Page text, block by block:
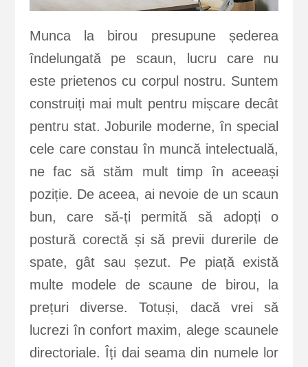
Munca la birou presupune șederea
îndelungată pe scaun, lucru care nu
este prietenos cu corpul nostru. Suntem
construiți mai mult pentru mișcare decât
pentru stat. Joburile moderne, în special
cele care constau în muncă intelectuală,
ne fac să stăm mult timp în aceeași
poziție. De aceea, ai nevoie de un scaun
bun, care să-ți permită să adopți o
postură corectă și să previi durerile de
spate, gât sau șezut. Pe piață există
multe modele de scaune de birou, la
prețuri diverse. Totuși, dacă vrei să
lucrezi în confort maxim, alege scaunele
directoriale. Îți dai seama din numele lor